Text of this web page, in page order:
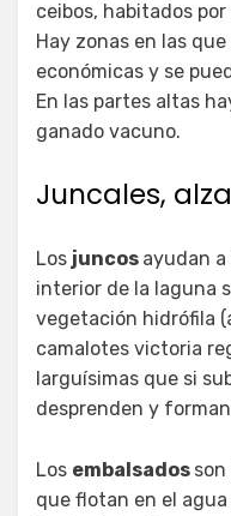
ceibos, habitados
Hay zonas en las
económicas y se
En las partes altas
ganado vacuno.
Juncales,
Los juncos ayudan a
interior de la laguna
vegetación hidrófila
camalotes victoria
larguísimas que si
desprenden y
Los embalsados
que flotan en el